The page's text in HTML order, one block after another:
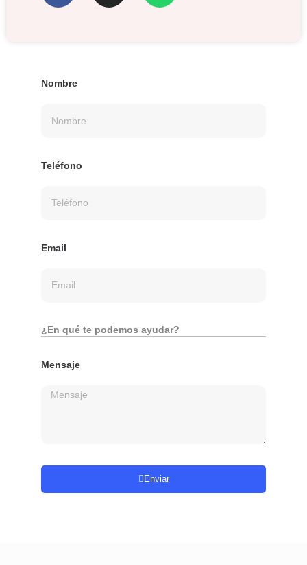
Nombre
Teléfono
Email
¿En qué te podemos ayudar?
Mensaje
Enviar